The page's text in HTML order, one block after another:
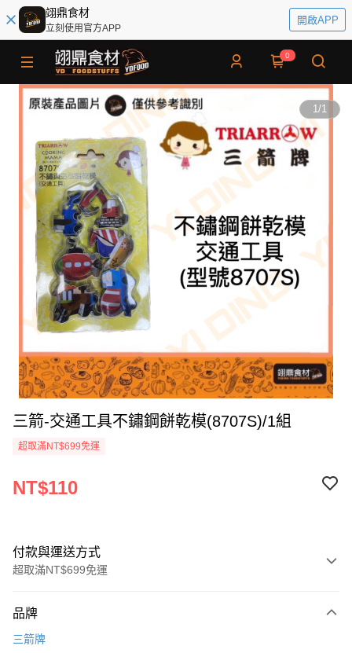
翊鼎食材
立刻使用官方APP
開啟APP
0
1/1
三箭-交通工具不鏽鋼餅乾模(8707S)/1組
超取滿NT$699免運
NT$110
付款與運送方式
超取滿NT$699免運
信用卡一次付款
品牌
三箭牌